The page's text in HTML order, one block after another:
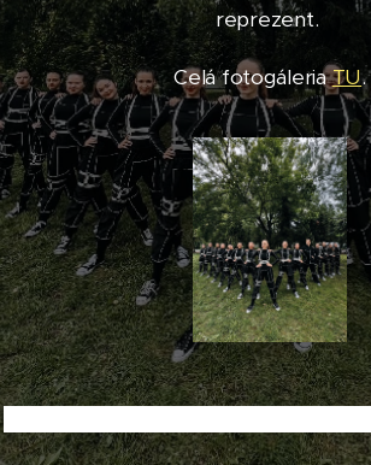
reprezent.
Celá fotogáleriaTU.